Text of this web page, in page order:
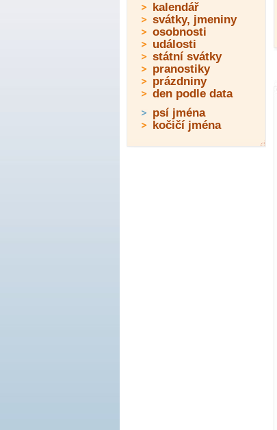
kalendář
svátky, jmeniny
osobnosti
události
státní svátky
pranostiky
prázdniny
den podle data
psí jména
kočičí jména